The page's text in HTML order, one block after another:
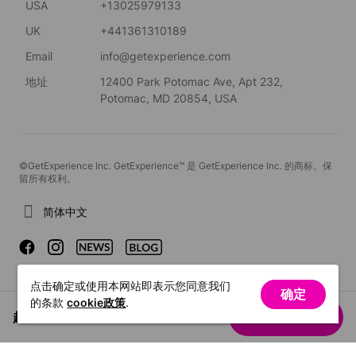
USA
+13025979133
UK
+441361310189
Email
info@getexperience.com
地址
12400 Park Potomac Ave, Apt 232,
Potomac, MD 20854, USA
©GetExperience Inc. GetExperience™ 是 GetExperience Inc. 的商标。保
留所有权利。
简体中文
起价 US$43.98
点击确定或使用本网站即表示您同意我们
的条款cookie政策.
确定